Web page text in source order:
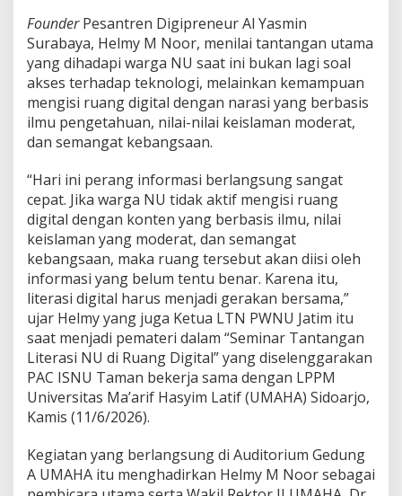
d
a
J
a
d
i
K
o
s
u
m
e
n
I
n
f
o
m
a
s
i
FounderPesantren Digipreneur Al Yasmin
Surabaya, Helmy M Noor, menilai tantangan utama
yang dihadapi warga NU saat ini bukan lagi soal
akses terhadap teknologi, melainkan kemampuan
mengisi ruang digital dengan narasi yang berbasis
ilmu pengetahuan, nilai-nilai keislaman moderat,
dan semangat kebangsaan.
“Hari ini perang informasi berlangsung sangat
cepat. Jika warga NU tidak aktif mengisi ruang
digital dengan konten yang berbasis ilmu, nilai
keislaman yang moderat, dan semangat
kebangsaan, maka ruang tersebut akan diisi oleh
informasi yang belum tentu benar. Karena itu,
literasi digital harus menjadi gerakan bersama,”
ujar Helmy yang juga Ketua LTN PWNU Jatim itu
saat menjadi pemateri dalam “Seminar Tantangan
Literasi NU di Ruang Digital” yang diselenggarakan
PAC ISNU Taman bekerja sama dengan LPPM
Universitas Ma’arif Hasyim Latif (UMAHA) Sidoarjo,
Kamis (11/6/2026).
Kegiatan yang berlangsung di Auditorium Gedung
A UMAHA itu menghadirkan Helmy M Noor sebagai